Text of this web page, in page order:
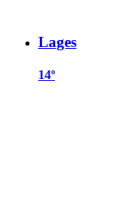
Lages
14º